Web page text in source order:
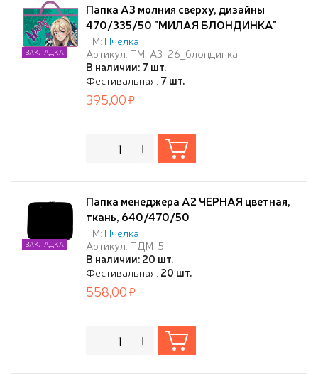
Папка А3 молния сверху, дизайны
470/335/50 "МИЛАЯ БЛОНДИНКА"
2025
ТМ: Пчелка
Артикул: ПМ-А3-26_блондинка
В наличии: 7 шт.
Фестивальная: 7 шт.
ЗАКЛАДКА
395,00
Папка менеджера А2 ЧЕРНАЯ цветная,
ткань, 640/470/50
ТМ: Пчелка
Артикул: ПДМ-5
В наличии: 20 шт.
Фестивальная: 20 шт.
ЗАКЛАДКА
558,00